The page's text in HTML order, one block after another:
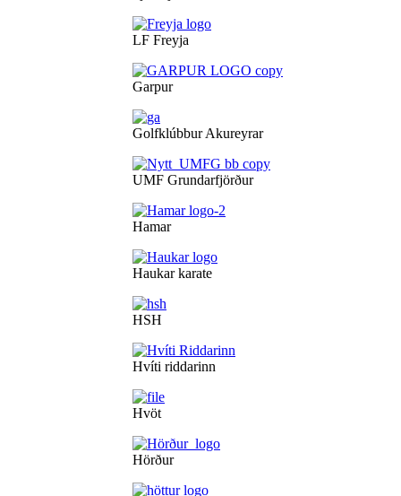
LF Freyja
Garpur
Golfklúbbur Akureyrar
UMF Grundarfjörður
Hamar
Haukar karate
HSH
Hvíti riddarinn
Hvöt
Hörður